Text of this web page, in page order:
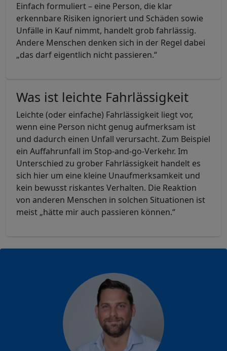
Einfach formuliert – eine Person, die klar
erkennbare Risiken ignoriert und Schäden sowie
Unfälle in Kauf nimmt, handelt grob fahrlässig.
Andere Menschen denken sich in der Regel dabei
„das darf eigentlich nicht passieren.“
Was ist leichte Fahrlässigkeit
Leichte (oder einfache) Fahrlässigkeit liegt vor,
wenn eine Person nicht genug aufmerksam ist
und dadurch einen Unfall verursacht. Zum Beispiel
ein Auffahrunfall im Stop-and-go-Verkehr. Im
Unterschied zu grober Fahrlässigkeit handelt es
sich hier um eine kleine Unaufmerksamkeit und
kein bewusst riskantes Verhalten. Die Reaktion
von anderen Menschen in solchen Situationen ist
meist „hätte mir auch passieren können.“